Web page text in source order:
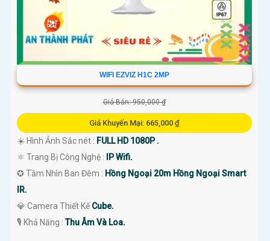
WIFI EZVIZ H1C 2MP
Giá Bán: 950,000 ₫
Giá Khuyến Mại: 665,000 ₫
☀️ Hình Ảnh Sắc nét : FULL HD 1080P .
⚛️ Trang Bị Công Nghệ :
IP Wifi.
✪ Tầm Nhìn Ban Đêm : Hồng Ngoại 20m Hồng Ngoại Smart
IR.
💎 Camera Thiết KếCube.
️🎙 Khả Năng :Thu Âm Và Loa.